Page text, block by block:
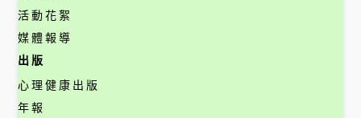
活動花絮
媒體報導
出版
心理健康出版
年報